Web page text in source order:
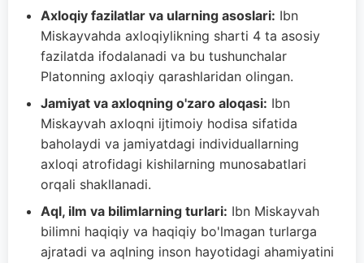
Axloqiy fazilatlar va ularning asoslari: Ibn
Miskayvahda axloqiylikning sharti 4 ta asosiy
fazilatda ifodalanadi va bu tushunchalar
Platonning axloqiy qarashlaridan olingan.
Jamiyat va axloqning o'zaro aloqasi: Ibn
Miskayvah axloqni ijtimoiy hodisa sifatida
baholaydi va jamiyatdagi individuallarning
axloqi atrofidagi kishilarning munosabatlari
orqali shakllanadi.
Aql, ilm va bilimlarning turlari: Ibn Miskayvah
bilimni haqiqiy va haqiqiy bo'lmagan turlarga
ajratadi va aqlning inson hayotidagi ahamiyatini